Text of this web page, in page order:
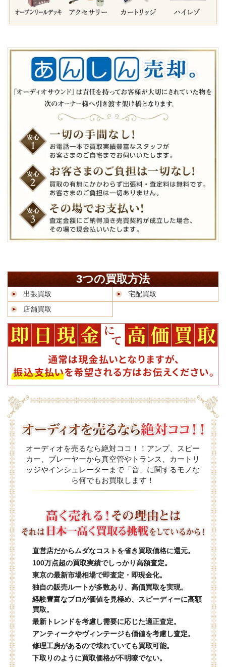
3つの買取方法
出張買取
宅配買取
店舗買取
オーディオを売るなら絶対ココ！！アンプ、スピー
カー、プレーヤーから真空管やトランス、カートリ
ッジやインシュレーターまで「音」に関するモノな
ら何でもお買取します！
直営店だからムダなコストを省き買取価格に還元。
100万点超の買取実績でしっかり高額査定。
東京の最新市場相場で即査定・即現金化。
独自の販売ルートが多数あり、高価買取を実現。
経験豊富なプロが価値を見極め、スピーディーに高額
買取。
最新トレンドを考慮し需要に応じた適正査定。
アンティークやヴィンテージも価値を考慮し査定。
修理工房があるので壊れていても買取可能。
下取りのように買取価格が不明瞭でない。